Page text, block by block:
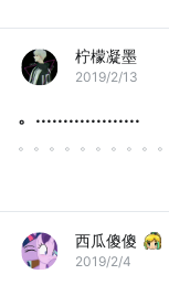
柠檬凝墨
2019/2/13
。...................
。。。。。。。。。。
西瓜傻傻
2019/2/4